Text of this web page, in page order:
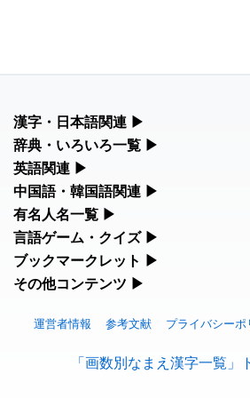
漢字・日本語関連 ▶
漢字の読み方検索、手書き入力、書き順
人名漢字辞典 - 読み方
漢字の書き方・書き順 書き
ひらがなの書き方・書
辞典・いろいろ一覧 ▶
部首・画数別の漢字一覧、熟語辞典、地
リファレンスツールで
英語関連 ▶
カタカナ語・略語の意味検索、発音記号
カタカナ語の意味・発音・
英単語リスニングテ
中国語・韓国語関連 ▶
中国語のピンイン変換、韓国語の手書き
手書き中国語入力 変換ツ
ピンイン一覧表
有名人名一覧 ▶
海外セレブやスポーツ選手の名前の読み
海外有名人の苗字・名前一覧
プレミアリーグ選手名
言語ゲーム・クイズ ▶
四字熟語パズルや漢字クイズなど、楽し
漢字ゲーム一覧
有名人名前読みクイズ（毎
ブックマークレット ▶
ブラウザに登録して、どのサイトからで
その他コンテンツ ▶
す。
絵文字の意味と使い
運営者情報 参考文献 プライバシーポ
「画数別なまえ漢字一覧」